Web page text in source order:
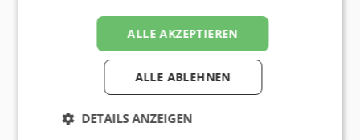
ALLE AKZEPTIEREN
ALLE ABLEHNEN
DETAILS ANZEIGEN